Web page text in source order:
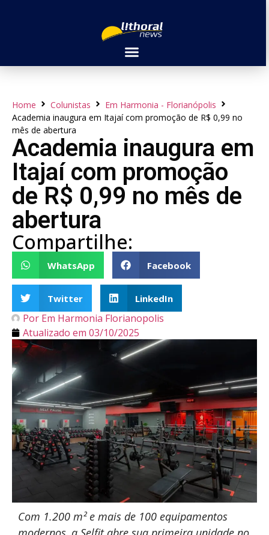
Home Colunistas
Em Harmonia - Florianópolis
Academia inaugura em Itajaí com promoção de R$ 0,99 no
mês de abertura
Academia inaugura em
Itajaí com promoção
de R$ 0,99 no mês de
abertura
Compartilhe:
WhatsApp Facebook
Twitter LinkedIn
Por Em Harmonia Florianopolis
Atualizado em 03/10/2025
Com 1.200 m² e mais de 100 equipamentos